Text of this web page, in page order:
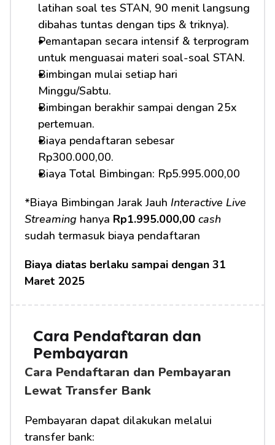
latihan soal tes STAN, 90 menit langsung
dibahas tuntas dengan tips & triknya).
Pemantapan secara intensif & terprogram
untuk menguasai materi soal-soal STAN.
Bimbingan mulai setiap hari
Minggu/Sabtu.
Bimbingan berakhir sampai dengan 25x
pertemuan.
Biaya pendaftaran sebesar
Rp300.000,00.
Biaya Total Bimbingan: Rp5.995.000,00
*Biaya Bimbingan Jarak Jauh Interactive Live
Streaming hanya Rp1.995.000,00 cash
sudah termasuk biaya pendaftaran
Biaya diatas berlaku sampai dengan 31
Maret 2025
Cara Pendaftaran dan
Pembayaran
Cara Pendaftaran dan Pembayaran
Lewat Transfer Bank
Pembayaran dapat dilakukan melalui
transfer bank: